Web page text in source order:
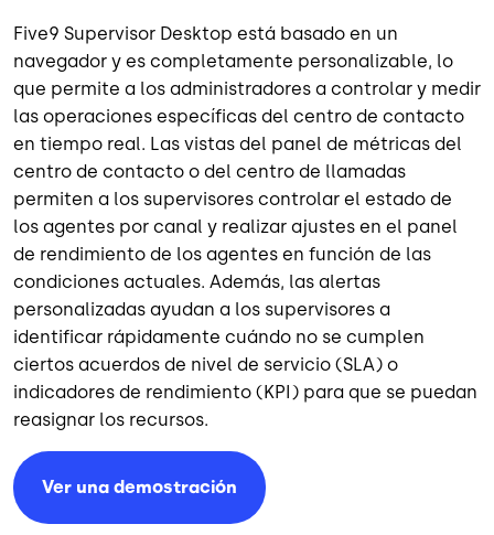
Five9 Supervisor Desktop está basado en un
navegador y es completamente personalizable, lo
que permite a los administradores a controlar y medir
las operaciones específicas del centro de contacto
en tiempo real. Las vistas del panel de métricas del
centro de contacto o del centro de llamadas
permiten a los supervisores controlar el estado de
los agentes por canal y realizar ajustes en el panel
de rendimiento de los agentes en función de las
condiciones actuales. Además, las alertas
personalizadas ayudan a los supervisores a
identificar rápidamente cuándo no se cumplen
ciertos acuerdos de nivel de servicio (SLA) o
indicadores de rendimiento (KPI) para que se puedan
reasignar los recursos.
Ver una demostración